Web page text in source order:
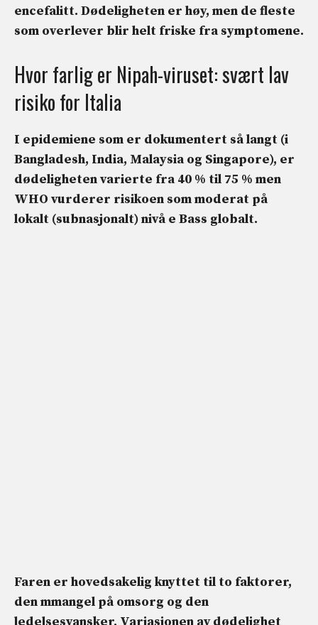
encefalitt. Dødeligheten er høy, men de fleste
som overlever blir helt friske fra symptomene.
Hvor farlig er Nipah-viruset: svært lav
risiko for Italia
I epidemiene som er dokumentert så langt (i
Bangladesh, India, Malaysia og Singapore), er
dødeligheten varierte fra 40 % til 75 % men
WHO vurderer risikoen sommoderat på
lokalt (subnasjonalt) nivå e Bass globalt.
Faren er hovedsakelig knyttet til to faktorer,
denmmangel på omsorg og den
ledelsesvansker. Variasjonen av dødelighet